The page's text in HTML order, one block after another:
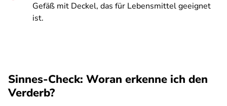
Gefäß mit Deckel, das für Lebensmittel geeignet
ist.
Sinnes-Check: Woran erkenne ich den
Verderb?